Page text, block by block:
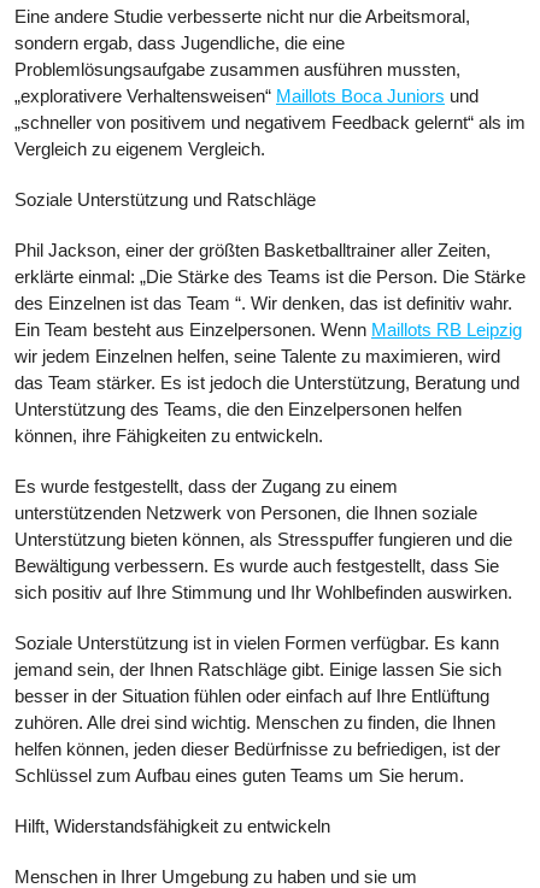
Eine andere Studie verbesserte nicht nur die Arbeitsmoral,
sondern ergab, dass Jugendliche, die eine
Problemlösungsaufgabe zusammen ausführen mussten,
„explorativere Verhaltensweisen“ Maillots Boca Juniors und
„schneller von positivem und negativem Feedback gelernt“ als im
Vergleich zu eigenem Vergleich.
Soziale Unterstützung und Ratschläge
Phil Jackson, einer der größten Basketballtrainer aller Zeiten,
erklärte einmal: „Die Stärke des Teams ist die Person. Die Stärke
des Einzelnen ist das Team “. Wir denken, das ist definitiv wahr.
Ein Team besteht aus Einzelpersonen. Wenn Maillots RB Leipzig
wir jedem Einzelnen helfen, seine Talente zu maximieren, wird
das Team stärker. Es ist jedoch die Unterstützung, Beratung und
Unterstützung des Teams, die den Einzelpersonen helfen
können, ihre Fähigkeiten zu entwickeln.
Es wurde festgestellt, dass der Zugang zu einem
unterstützenden Netzwerk von Personen, die Ihnen soziale
Unterstützung bieten können, als Stresspuffer fungieren und die
Bewältigung verbessern. Es wurde auch festgestellt, dass Sie
sich positiv auf Ihre Stimmung und Ihr Wohlbefinden auswirken.
Soziale Unterstützung ist in vielen Formen verfügbar. Es kann
jemand sein, der Ihnen Ratschläge gibt. Einige lassen Sie sich
besser in der Situation fühlen oder einfach auf Ihre Entlüftung
zuhören. Alle drei sind wichtig. Menschen zu finden, die Ihnen
helfen können, jeden dieser Bedürfnisse zu befriedigen, ist der
Schlüssel zum Aufbau eines guten Teams um Sie herum.
Hilft, Widerstandsfähigkeit zu entwickeln
Menschen in Ihrer Umgebung zu haben und sie um